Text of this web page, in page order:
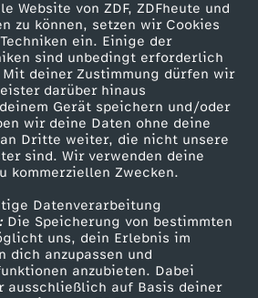
Website von ZDF, ZDFheute und
zu können, setzen wir Cookies
ein. Einige der
sind unbedingt erforderlich
deiner Zustimmung dürfen wir
darüber hinaus
Gerät speichern und/oder
wir deine Daten ohne deine
Dritte weiter, die nicht unsere
sind. Wir verwenden deine
kommerziellen Zwecken.
Datenverarbeitung
Die Speicherung von bestimmten
uns, dein Erlebnis im
dich anzupassen und
anzubieten. Dabei
ausschließlich auf Basis deiner
Service
ZDFmitreden
Kontakt zum ZDF
Tickets
Zuschauerservice
Hilfe